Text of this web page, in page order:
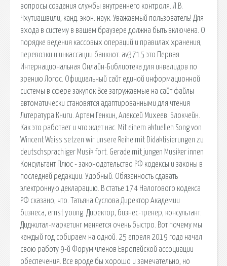
вопросы создания службы внутреннего контроля. Л.В.
Чхутиашвили, канд. экон. наук. Уважаемый пользователь! Для
входа в систему в вашем браузере должна быть включена. О
порядке ведения кассовых операций и правилах хранения,
перевозки и инкассации банкнот. av3715 это Первая
Интернациональная Онлайн-Библиотека для инвалидов по
зрению Логос. Официальный сайт единой информационной
системы в сфере закупок Все загружаемые на сайт файлы
автоматически становятся адаптированными для чтения
Литература Книги. Артем Генкин, Алексей Михеев. Блокчейн.
Как это работает и что ждет нас. Mit einem aktuellen Song von
Wincent Weiss setzen wir unsere Reihe mit Didaktisierungen zu
deutschsprachiger Musik fort. Gerade mit jungen Musiker innen
Консультант Плюс - законодательство РФ кодексы и законы в
последней редакции. Удобный. Обязанность сдавать
электронную декларацию. В статье 174 Налогового кодекса
РФ сказано, что. Татьяна Суслова Директор Академии
бизнеса, ernst young. Директор, бизнес-тренер, консультант.
Диджитал-маркетинг меняется очень быстро. Вот почему мы
каждый год собираем на одной. 25 апреля 2019 года начал
свою работу 9-й Форум членов Европейской ассоциации
обеспечения. Все вроде бы хорошо и замечательно, но